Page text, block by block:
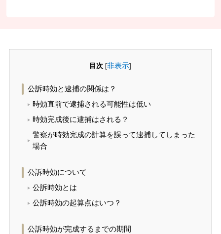
目次 [非表示]
公訴時効と逮捕の関係は？
時効直前で逮捕される可能性は低い
時効完成後に逮捕はされる？
警察が時効完成の計算を誤って逮捕してしまった
場合
公訴時効について
公訴時効とは
公訴時効の起算点はいつ？
公訴時効が完成するまでの期間